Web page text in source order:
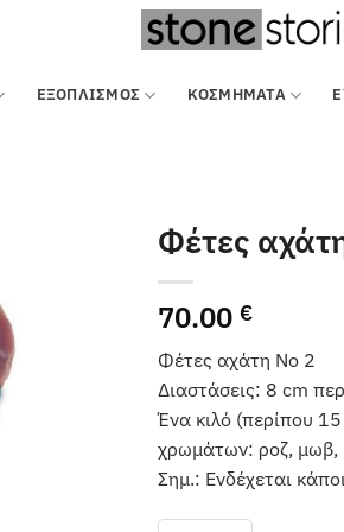
ΕΞΟΠΛΙΣΜΌΣ ΚΟΣΜΗΜΑΤΑ
Φέτες
70.00 €
Φέτες αχάτη Νο 2
Διαστάσεις: 8 cm
Ένα κιλό (περίπου
χρωμάτων: ροζ, μωβ,
Σημ.: Ενδέχεται